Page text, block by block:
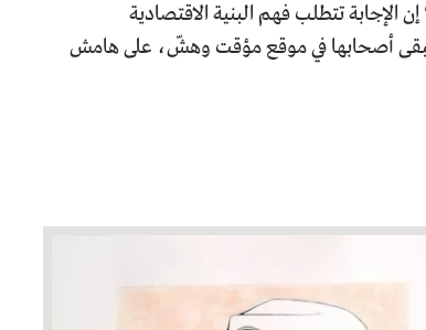
تتطلب فهم البنية الاقتصادية
أصحابها في موقع مؤقت وهشّ، على هامش